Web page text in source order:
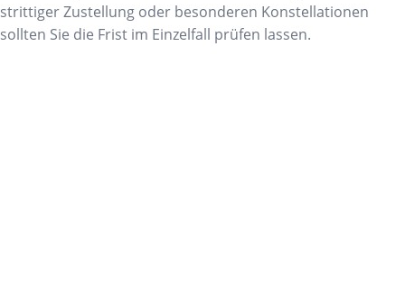
strittiger Zustellung oder besonderen Konstellationen
sollten Sie die Frist im Einzelfall prüfen lassen.